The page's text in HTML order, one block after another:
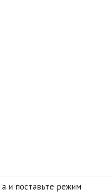
и поставьте режим